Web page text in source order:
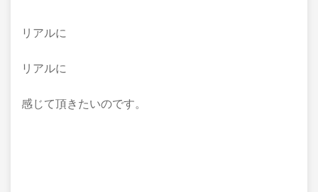
リアルに
リアルに
感じて頂きたいのです。